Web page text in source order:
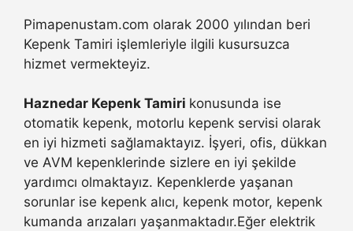
Pimapenustam.com olarak 2000 yılından beri
Kepenk Tamiri işlemleriyle ilgili kusursuzca
hizmet vermekteyiz.
Haznedar Kepenk Tamiri konusunda ise
otomatik kepenk, motorlu kepenk servisi olarak
en iyi hizmeti sağlamaktayız. İşyeri, ofis, dükkan
ve AVM kepenklerinde sizlere en iyi şekilde
yardımcı olmaktayız. Kepenklerde yaşanan
sorunlar ise kepenk alıcı, kepenk motor, kepenk
kumanda arızaları yaşanmaktadır.Eğer elektrik